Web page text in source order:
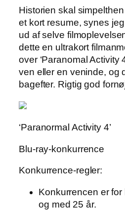
Historien skal
et kort resume, synes
ud af selve
dette en ultrakort
over ‘Paranomal Activity
ven eller en veninde, og
bagefter. Rigtig god
‘Paranormal Activity 4’
Blu-ray-konkurrence
Konkurrence-regler:
Konkurrencen er for
og med 25 år.